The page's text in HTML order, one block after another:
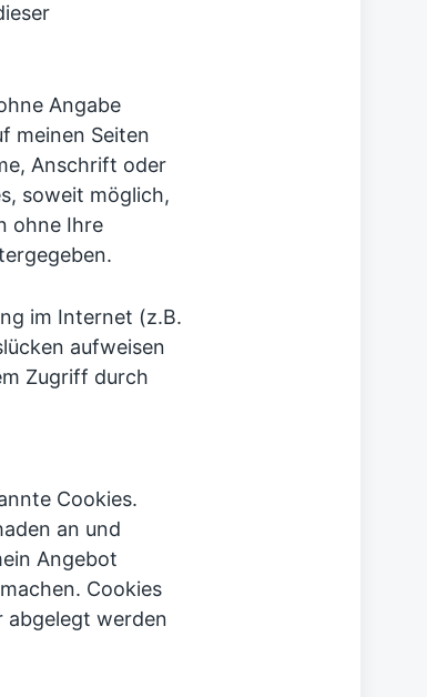
Angabe
meinen Seiten
Anschrift oder
soweit möglich,
ohne Ihre
im Internet (z.B.
aufweisen
Zugriff durch
Cookies.
an und
Angebot
Cookies
abgelegt werden